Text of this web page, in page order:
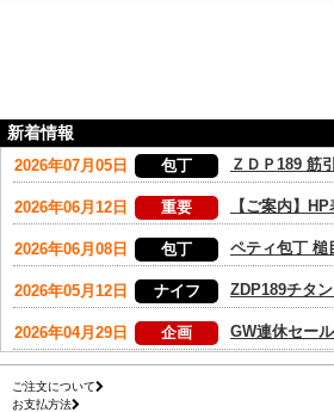
新着情報
ご注文について
お支払方法